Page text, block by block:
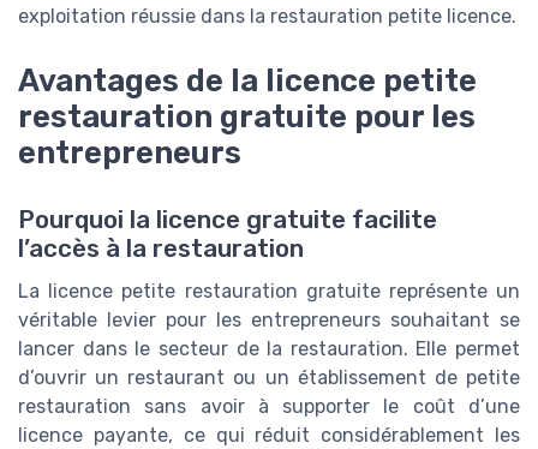
exploitation réussie dans la restauration petite licence.
Avantages de la licence petite
restauration gratuite pour les
entrepreneurs
Pourquoi la licence gratuite facilite
l’accès à la restauration
La licence petite restauration gratuite représente un
véritable levier pour les entrepreneurs souhaitant se
lancer dans le secteur de la restauration. Elle permet
d’ouvrir un restaurant ou un établissement de petite
restauration sans avoir à supporter le coût d’une
licence payante, ce qui réduit considérablement les